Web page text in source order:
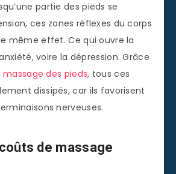
partie des pieds se
ces zones réflexes du corps
même effet. Ce qui ouvre la
voire la dépression. Grâce
des pieds, tous ces
dissipés, car ils favorisent
nerveuses.
de massage